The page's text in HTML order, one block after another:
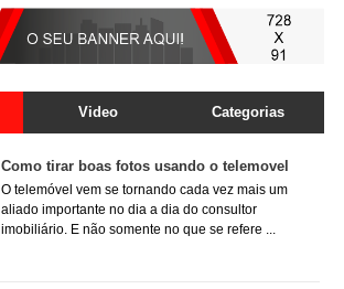
Video Categorias
Como tirar boas fotos usando o telemovel
O telemóvel vem se tornando cada vez mais um
aliado importante no dia a dia do consultor
imobiliário. E não somente no que se refere ...